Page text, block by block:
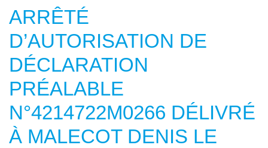
ARRÊTÉ
D’AUTORISATION DE
DÉCLARATION
PRÉALABLE
N°4214722M0266 DÉLIVRÉ
À MALECOT DENIS LE